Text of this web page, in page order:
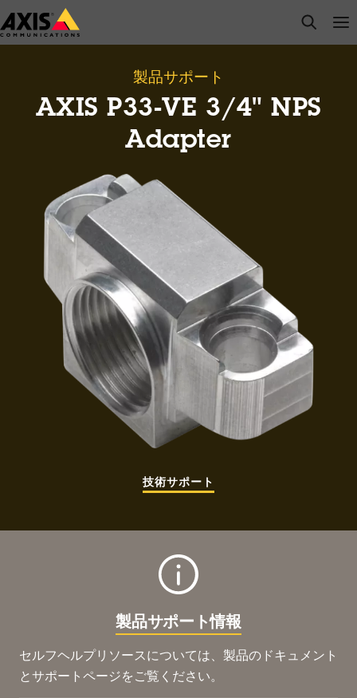
メ
イ
open
製品サポート
AXIS P33-VE 3/4" NPS
Adapter
技術サポート
製品サポート情報
セルフヘルプリソースについては、製品のドキュメント
とサポートページをご覧ください。